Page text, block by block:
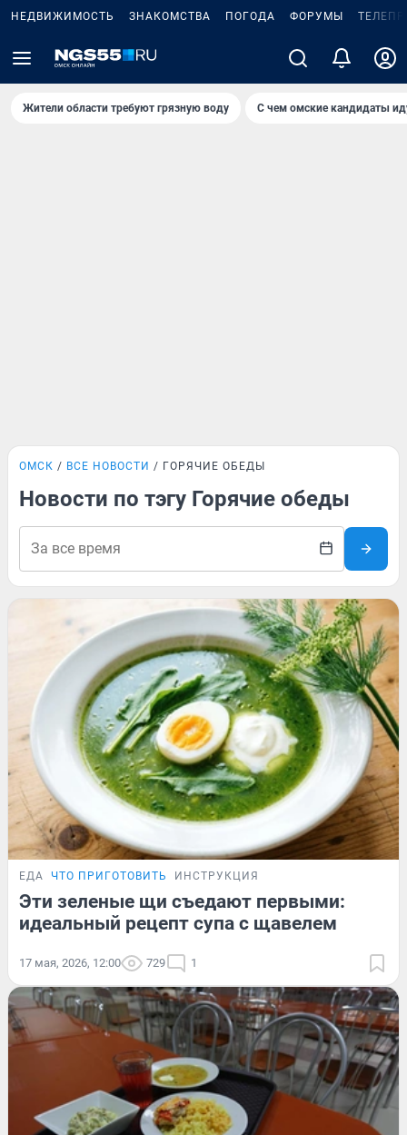
НЕДВИЖИМОСТЬ ЗНАКОМСТВА ПОГОДА ФОРУМЫ
Жители области требуют грязную воду С чем омские кандидаты
ОМСК ВСЕ НОВОСТИ ГОРЯЧИЕ ОБЕДЫ
Новости по тэгу Горячие обеды
ЕДА ЧТО ПРИГОТОВИТЬ ИНСТРУКЦИЯ
Эти зеленые щи съедают первыми:
идеальный рецепт супа с щавелем
17 мая, 2026, 12:00 729 1